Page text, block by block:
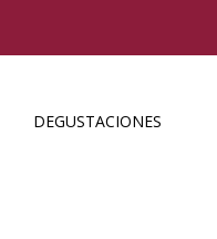
DEGUSTACIONES